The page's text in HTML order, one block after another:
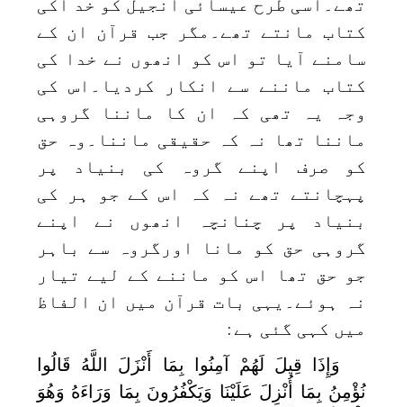
تھے۔اسی طرح عیسائی انجیل کو خد اکی
کتاب مانتے تھے۔مگر جب قرآن ان کے
سامنے آیا تو اس کو انھوں نے خدا کی
کتاب ماننے سے انکار کردیا۔اس کی
وجہ یہ تھی کہ ان کا ماننا گروہی
ماننا تھا نہ کہ حقیقی ماننا۔وہ حق
کو صرف اپنے گروہ کی بنیاد پر
پہچانتے تھے نہ کہ اس کے جو ہر کی
بنیاد پر چنانچہ انھوں نے اپنے
گروہی حق کو مانا اورگروہ سے باہر
جو حق تھا اس کو ماننے کے لیے تیار
نہ ہوئے۔یہی بات قرآن میں ان الفاظ
میں کہی گئی ہے :
وَإِذَا قِيلَ لَهُمْ آمِنُوا بِمَا أَنْزَلَ اللَّهُ قَالُوا
نُؤْمِنُ بِمَا أُنْزِلَ عَلَيْنَا وَيَكْفُرُونَ بِمَا وَرَاءَهُ وَهُوَ